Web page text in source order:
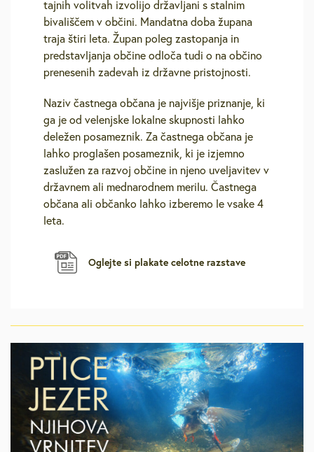
tajnih volitvah izvolijo državljani s stalnim
bivališčem v občini. Mandatna doba župana
traja štiri leta. Župan poleg zastopanja in
predstavljanja občine odloča tudi o na občino
prenesenih zadevah iz državne pristojnosti.
Naziv častnega občana je najvišje priznanje, ki
ga je od velenjske lokalne skupnosti lahko
deležen posameznik. Za častnega občana je
lahko proglašen posameznik, ki je izjemno
zaslužen za razvoj občine in njeno uveljavitev v
državnem ali mednarodnem merilu. Častnega
občana ali občanko lahko izberemo le vsake 4
leta.
Oglejte si plakate celotne razstave